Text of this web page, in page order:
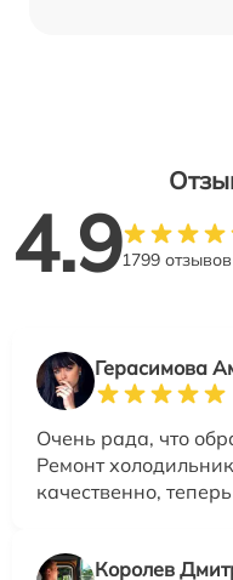
4.91799 отзывов
Герасимова
Очень рада, что
Ремонт
качественно,
Королев